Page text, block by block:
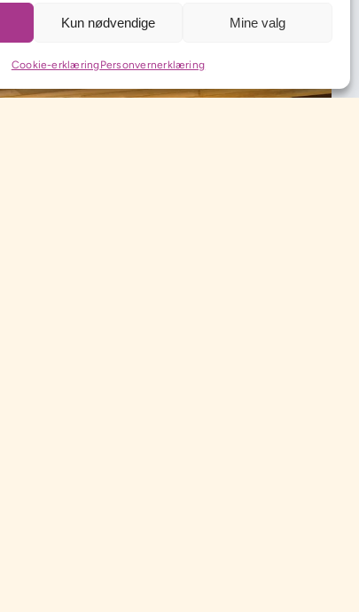
Kun nødvendige Mine valg
Cookie-erklæringPersonvernerklæring